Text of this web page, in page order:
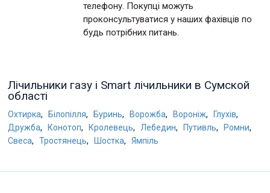
телефону. Покупці можуть
проконсультуватися у наших фахівців по
будь потрібних питань.
Лічильники газу і Smart лічильники в Сумской
області
Охтирка, Білопілля, Буринь, Ворожба, Вороніж, Глухів,
Дружба, Конотоп, Кролевець, Лебедин, Путивль, Ромни,
Свеса, Тростянець, Шостка, Ямпіль